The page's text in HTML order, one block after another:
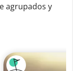
agrupados y